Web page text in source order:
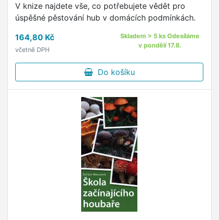
V knize najdete vše, co potřebujete vědět pro
úspěšné pěstování hub v domácích podmínkách.
164,80 Kč
včetně DPH
Skladem > 5 ks Odesíláme
v pondělí 17.8.
Do košíku